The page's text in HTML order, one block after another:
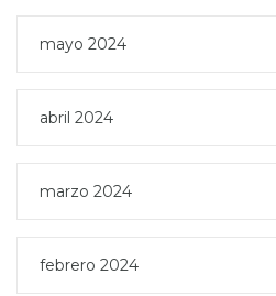
mayo 2024
abril 2024
marzo 2024
febrero 2024